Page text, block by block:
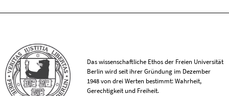
Das wissenschaftliche Ethos der Freien Universität
Berlin wird seit ihrer Gründung im Dezember
1948 von drei Werten bestimmt: Wahrheit,
Gerechtigkeit und Freiheit.